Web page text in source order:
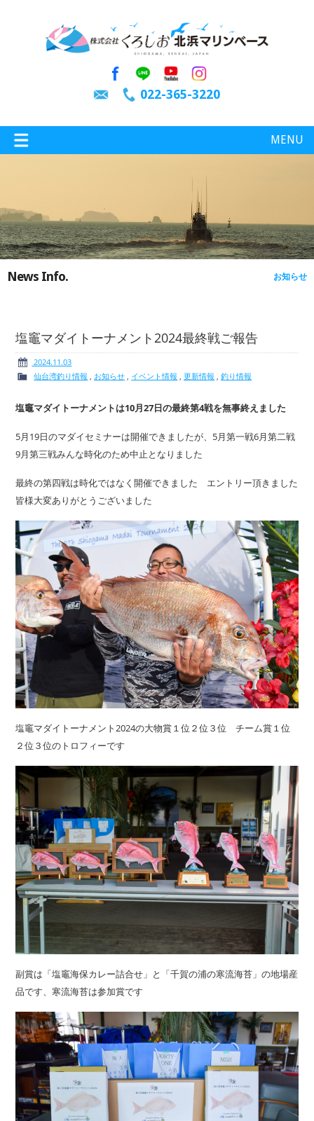
022-365-3220
MENU
特選情報 釣り情報
ボート免許 レンタルボート
サービス案内
新艇・展示艇情報 中古艇情報
求人情報 会社概要
News Info. お知らせ
塩竈マダイトーナメント2024最終戦ご報告
2024.11.03
仙台湾釣り情報
お知らせ イベント情報 ,更新情報 ,釣り情報
塩竈マダイトーナメントは10月27日の最終第4戦を無事終えました
5月19日のマダイセミナーは開催できましたが、5月第一戦6月第二戦
9月第三戦みんな時化のため中止となりました
最終の第四戦は時化ではなく開催できました エントリー頂きました
皆様大変ありがとうございました
塩竈マダイトーナメント2024の大物賞１位２位３位 チーム賞１位
２位３位のトロフィーです
副賞は「塩竈海保カレー詰合せ」と「千賀の浦の寒流海苔」の地場産
品です、寒流海苔は参加賞です